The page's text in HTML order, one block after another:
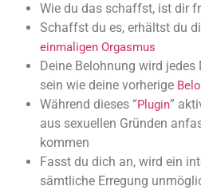
Wie du das schaffst, ist dir
Schaffst du es, erhältst du
einmaligen Orgasmus
Deine Belohnung wird
sein wie deine vorherige
Während dieses “Plugin”
aus sexuellen Gründen
kommen
Fasst du dich an, wird ein
sämtliche Erregung